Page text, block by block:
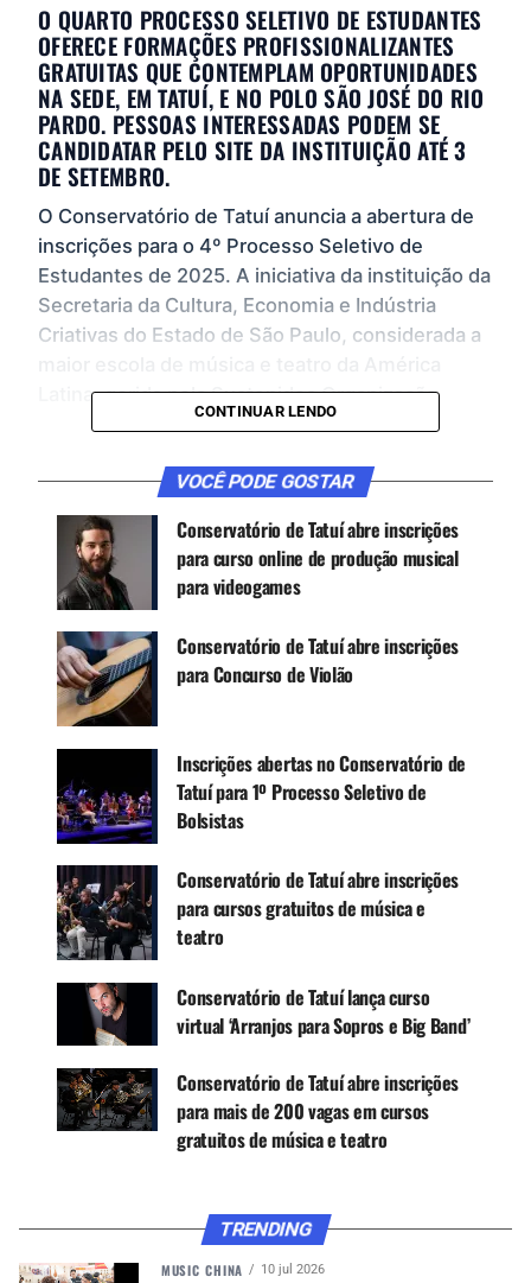
O QUARTO PROCESSO SELETIVO DE ESTUDANTES
OFERECE FORMAÇÕES PROFISSIONALIZANTES
GRATUITAS QUE CONTEMPLAM OPORTUNIDADES
NA SEDE, EM TATUÍ, E NO POLO SÃO JOSÉ DO RIO
PARDO. PESSOAS INTERESSADAS PODEM SE
CANDIDATAR PELO SITE DA INSTITUIÇÃO ATÉ 3
DE SETEMBRO.
O Conservatório de Tatuí anuncia a abertura de
inscrições para o 4º Processo Seletivo de
Estudantes de 2025. A iniciativa da instituição da
Secretaria da Cultura, Economia e Indústria
Criativas do Estado de São Paulo, considerada a
Latina, gerida pela Sustenidos Organização
Social de Cultura – prevê a abertura de mais de
Música Erudita e Popular. São mais de 30 cursos
profissionalizantes distribuídos na Sede, em
Tatuí, e no Polo São José do Rio Pardo. As
inscrições podem ser feitas até dia 3 de
setembro, pelo site ou presencialmente nas
secretarias escolares.
Na área de Música Erudita, da sede localizada em
Tatuí, a instituição oferece mais de 60 vagas
distribuídas nos cursos de Canto Barroco, Canto
Lírico, Clarinete, Cordas Dedilhadas Históricas,
Contrabaixo Acústico, Flauta Doce, Flauta
Transversal, Oboé, Saxofone, Trombone,
Trompa, Trompete, Viola, Viola da Gamba, Viola,
Violino e Violoncelo Barrocos. Já no Polo São
José do Rio Pardo são aproximadamente 30
vagas em formações diversas como Canto Lírico,
Clarinete, Contrabaixo Acústico, Eufônio, Flauta
Transversal, Saxofone, Trombone, Trompa,
Trompete, Tuba, Viola e Violino. Há ainda
diferentes cursos com opção para cadastro
reserva em turmas já preenchidas para ambas as
unidades, e que podem ter a abertura de novas
oportunidades no decorrer do próximo
dedicada à formação em Música Popular. Para o
CONTINUAR LENDO
VOCÊ PODE GOSTAR
Conservatório de Tatuí abre inscrições
para curso online de produção musical
para videogames
Conservatório de Tatuí abre inscrições
para Concurso de Violão
Inscrições abertas no Conservatório de
Tatuí para 1º Processo Seletivo de
Bolsistas
Conservatório de Tatuí abre inscrições
para cursos gratuitos de música e
teatro
Conservatório de Tatuí lança curso
virtual ‘Arranjos para Sopros e Big Band’
Conservatório de Tatuí abre inscrições
para mais de 200 vagas em cursos
gratuitos de música e teatro
TRENDING
MUSIC CHINA 10 jul 2026